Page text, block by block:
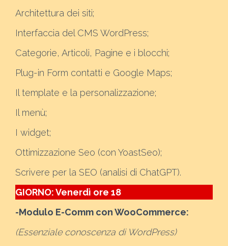
Architettura dei siti;
Interfaccia del CMS WordPress;
Categorie, Articoli, Pagine e i blocchi;
Plug-in Form contatti e Google Maps;
Il template e la personalizzazione;
Il menù;
I widget;
Ottimizzazione Seo (con YoastSeo);
Scrivere per la SEO (analisi di ChatGPT).
GIORNO: Venerdì ore 18
-Modulo E-Comm con WooCommerce:
(Essenziale conoscenza di WordPress)